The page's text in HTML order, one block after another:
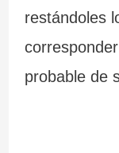
restándoles
probable de